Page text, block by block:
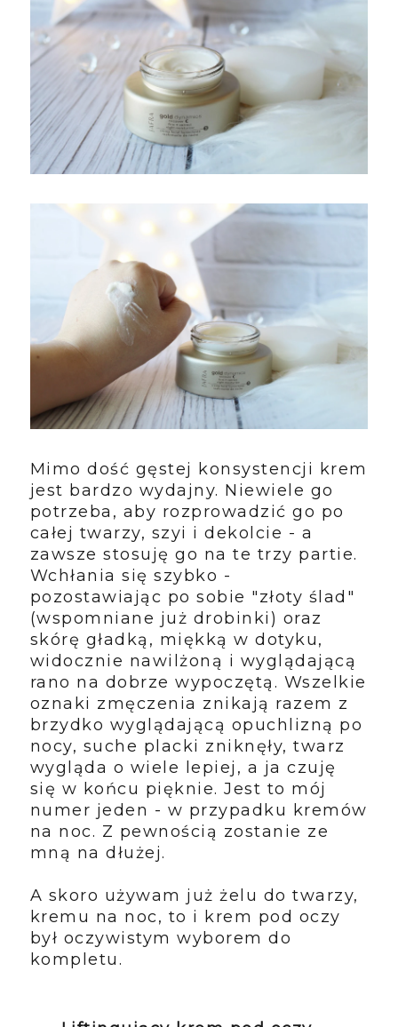
Mimo dość gęstej konsystencji krem
jest bardzo wydajny. Niewiele go
potrzeba, aby rozprowadzić go po
całej twarzy, szyi i dekolcie - a
zawsze stosuję go na te trzy partie.
Wchłania się szybko -
pozostawiając po sobie "złoty ślad"
(wspomniane już drobinki) oraz
skórę gładką, miękką w dotyku,
widocznie nawilżoną i wyglądającą
rano na dobrze wypoczętą. Wszelkie
oznaki zmęczenia znikają razem z
brzydko wyglądającą opuchlizną po
nocy, suche placki zniknęły, twarz
wygląda o wiele lepiej, a ja czuję
się w końcu pięknie. Jest to mój
numer jeden - w przypadku kremów
na noc. Z pewnością zostanie ze
mną na dłużej.
A skoro używam już żelu do twarzy,
kremu na noc, to i krem pod oczy
był oczywistym wyborem do
kompletu.